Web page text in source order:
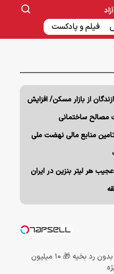
بانک و بیمه
فیلم و پادکست
از بازار مسکن/ افزایش
منابع مالی نهضت ملی
هر لیتر بنزین در ایران
عمل زیبایی پلک بدون رد بخیه 🎁 ۱۰ میلیون